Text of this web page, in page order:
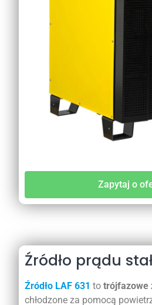
Zapytaj o
Źródło prądu
Źródło LAF 631 to trójfazowe
chłodzone za pomocą